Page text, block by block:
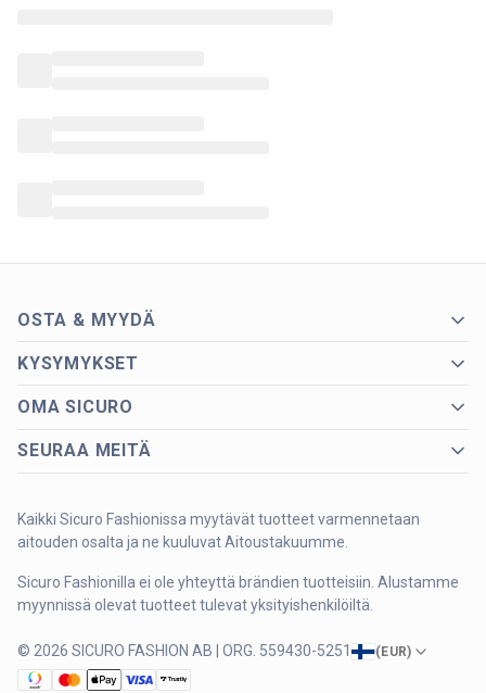
OSTA & MYYDÄ
KYSYMYKSET
OMA SICURO
SEURAA MEITÄ
Kaikki Sicuro Fashionissa myytävät tuotteet varmennetaan
aitouden osalta ja ne kuuluvat Aitoustakuumme.
Sicuro Fashionilla ei ole yhteyttä brändien tuotteisiin. Alustamme
myynnissä olevat tuotteet tulevat yksityishenkilöiltä.
© 2026 SICURO FASHION AB | ORG. 559430-5251 (EUR)